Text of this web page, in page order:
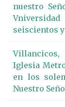
nuestro
seiscientos
Iglesia
en los
Nuestro